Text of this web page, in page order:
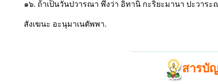
๑๖. ถ้าเป็นวันปวารณา พึงว่า อิทานิ กะริยะมานา ปะวาระ
สังเฆนะ อะนุมาเนตัพพา.
สารบั